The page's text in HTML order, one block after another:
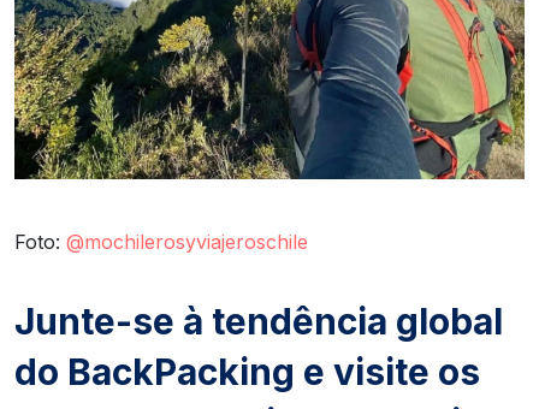
Foto: @mochilerosyviajeroschile
Junte-se à tendência global
do BackPacking e visite os